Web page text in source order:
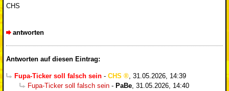
CHS
antworten
Antworten auf diesen Eintrag:
Fupa-Ticker soll falsch sein - CHS , 31.05.2026, 14:39
Fupa-Ticker soll falsch sein - PaBe, 31.05.2026, 14:40